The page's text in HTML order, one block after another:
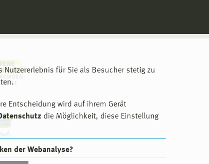
Nutzererlebnis für Sie als Besucher stetig zu
Entscheidung wird auf ihrem Gerät
die Möglichkeit, diese Einstellung
der Webanalyse?